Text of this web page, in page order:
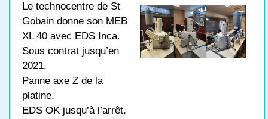
Le technocentre de St
Gobain donne son MEB
XL 40 avec EDS Inca.
Sous contrat jusqu’en
2021.
Panne axe Z de la
platine.
EDS OK jusqu’à l’arrêt.